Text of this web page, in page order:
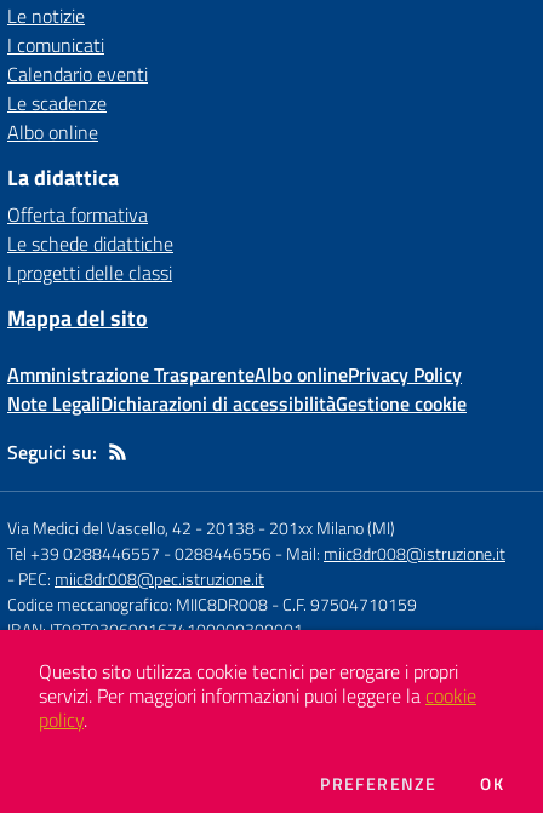
Le notizie
I comunicati
Calendario eventi
Le scadenze
Albo online
La didattica
Offerta formativa
Le schede didattiche
I progetti delle classi
Mappa del sito
Amministrazione TrasparenteAlbo onlinePrivacy Policy
Note LegaliDichiarazioni di accessibilitàGestione cookie
Seguici su:
Via Medici del Vascello, 42 - 20138-201xx Milano (MI)
Tel +39 0288446557 - 0288446556- Mail: miic8dr008@istruzione.it
- PEC: miic8dr008@pec.istruzione.it
Codice meccanografico: MIIC8DR008- C.F. 97504710159
IBAN: IT08T0306901674100000300001
Concept & Design by
Designers Italia
Questo sito utilizza cookie tecnici per erogare i propri
servizi. Per maggiori informazioni puoi leggere la cookie
policy.
PREFERENZE DEI COOKIE
OK